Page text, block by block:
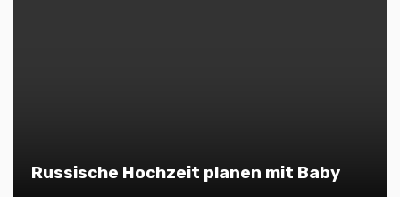
Russische Hochzeit planen mit Baby